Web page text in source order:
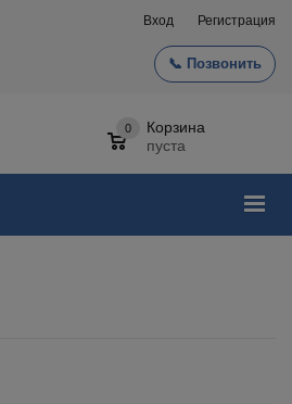
📞 Позвонить
Вход Регистрация
0
Корзина
пуста